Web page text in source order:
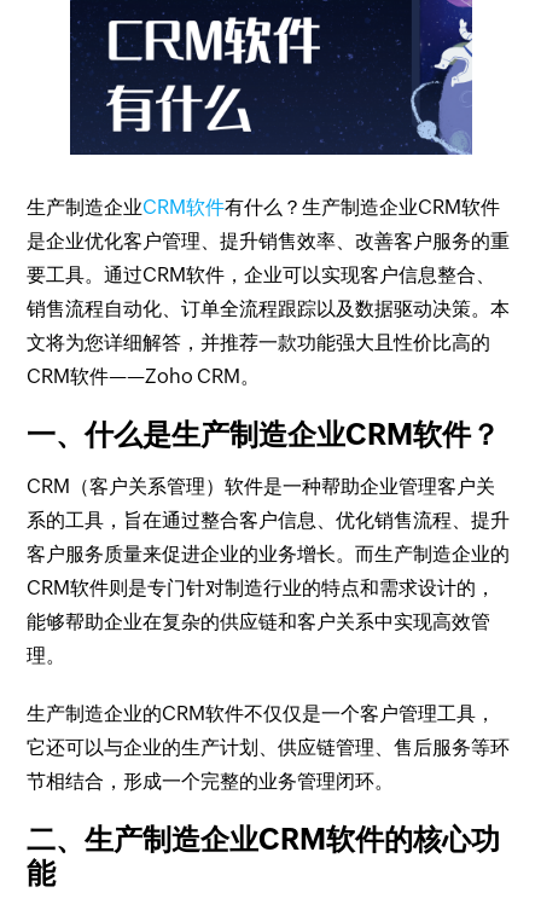
生产制造企业CRM软件有什么？生产制造企业CRM软件
是企业优化客户管理、提升销售效率、改善客户服务的重
要工具。通过CRM软件，企业可以实现客户信息整合、
销售流程自动化、订单全流程跟踪以及数据驱动决策。本
文将为您详细解答，并推荐一款功能强大且性价比高的
CRM软件——Zoho CRM。
一、什么是生产制造企业CRM软件？
CRM（客户关系管理）软件是一种帮助企业管理客户关
系的工具，旨在通过整合客户信息、优化销售流程、提升
客户服务质量来促进企业的业务增长。而生产制造企业的
CRM软件则是专门针对制造行业的特点和需求设计的，
能够帮助企业在复杂的供应链和客户关系中实现高效管
理。
生产制造企业的CRM软件不仅仅是一个客户管理工具，
它还可以与企业的生产计划、供应链管理、售后服务等环
节相结合，形成一个完整的业务管理闭环。
二、生产制造企业CRM软件的核心功
能